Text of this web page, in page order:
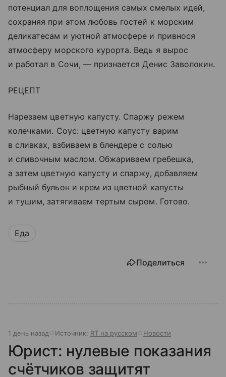
потенциал для воплощения самых смелых идей,
сохраняя при этом любовь гостей к морским
деликатесам и уютной атмосфере и привнося
атмосферу морского курорта. Ведь я вырос
и работал в Сочи, — признается Денис Заволокин.
РЕЦЕПТ
Нарезаем цветную капусту. Спаржу режем
колечками. Соус: цветную капусту варим
в сливках, взбиваем в блендере с солью
и сливочным маслом. Обжариваем гребешка,
а затем цветную капусту и спаржу, добавляем
рыбный бульон и крем из цветной капусты
и тушим, затягиваем тертым сыром. Готово.
Еда
Поделиться
1 день назад Источник: RT на русском Новости
Юрист: нулевые показания
счётчиков защитят